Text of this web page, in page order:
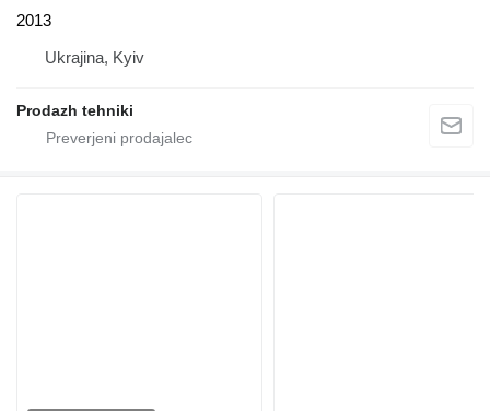
2013
Ukrajina, Kyiv
Prodazh tehniki